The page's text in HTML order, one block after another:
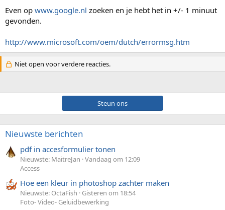
Even op www.google.nl zoeken en je hebt het in +/- 1 minuut
gevonden.
http://www.microsoft.com/oem/dutch/errormsg.htm
Niet open voor verdere reacties.
Steun ons
Nieuwste berichten
pdf in accesformulier tonen
Nieuwste: MaitreJan Vandaag om 12:09
Access
Hoe een kleur in photoshop zachter maken
Nieuwste: OctaFish
Gisteren om 18:54
Foto- Video- Geluidbewerking